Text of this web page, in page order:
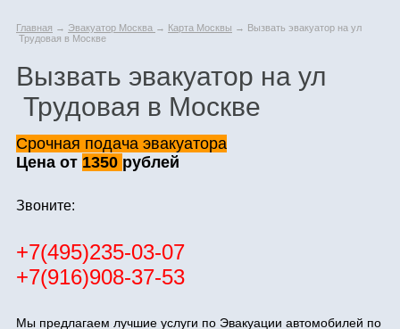
Главная → Эвакуатор Москва → Карта Москвы → Вызвать эвакуатор на ул
Трудовая в Москве
Вызвать эвакуатор на ул
Трудовая в Москве
Срочная подача эвакуатора
Цена от 1350 рублей
Звоните:
+7(495)235-03-07
+7(916)908-37-53
Мы предлагаем лучшие услуги по Эвакуации автомобилей по